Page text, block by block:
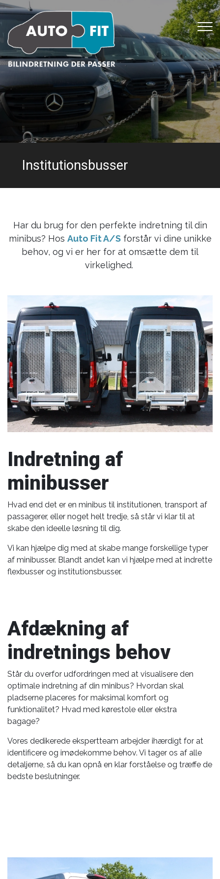
Gå
til
hovedindhold
Institutionsbusser
Har du brug for den perfekte indretning til din
minibus? Hos Auto Fit A/Sforstår vi dine unikke
behov, og vi er her for at omsætte dem til
virkelighed.
Indretning af
minibusser
Hvad end det er en minibus til institutionen, transport af
passagerer, eller noget helt tredje, så står vi klar til at
skabe den ideelle løsning til dig.
Vi kan hjælpe dig med at skabe mange forskellige typer
af minibusser. Blandt andet kan vi hjælpe med at indrette
flexbusser og institutionsbusser.
Afdækning af
indretnings behov
Står du overfor udfordringen med at visualisere den
optimale indretning af din minibus? Hvordan skal
pladserne placeres for maksimal komfort og
funktionalitet? Hvad med kørestole eller ekstra
bagage?
Vores dedikerede ekspertteam arbejder ihærdigt for at
identificere og imødekomme behov. Vi tager os af alle
detaljerne, så du kan opnå en klar forståelse og træffe de
bedste beslutninger.